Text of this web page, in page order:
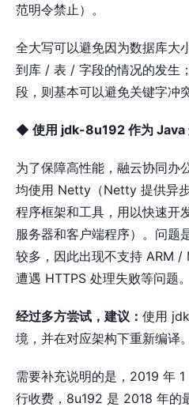
范明令禁止）。
全⼤写可以避免因为数据库大
到库 / 表 / 字段的情况的发生
段，则基本可以避免关键字冲
◆ 使用 jdk-8u192 作为 Java
为了保障高性能，融云协同办
均使用 Netty（Netty 提供异
程序框架和工具，用以快速开
服务器和客户端程序）。问
较多，因此出现不支持 ARM /
遭遇 HTTPS 处理失败等问题。
经过多方尝试，建议： 使用
境，并在对应架构下重新编译。
需要补充说明的是，2019 年
⾏收费，8u192 是 2018 年的